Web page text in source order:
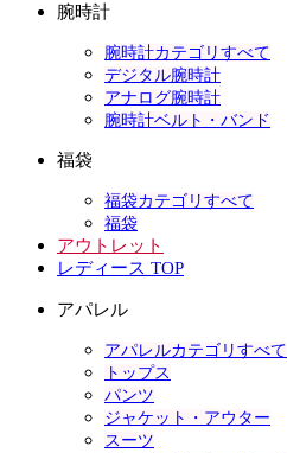
腕時計
腕時計カテゴリすべて
デジタル腕時計
アナログ腕時計
腕時計ベルト・バンド
福袋
福袋カテゴリすべて
福袋
アウトレット
レディース TOP
アパレル
アパレルカテゴリすべて
トップス
パンツ
ジャケット・アウター
スーツ